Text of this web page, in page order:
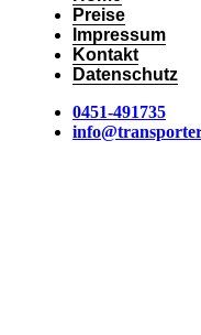
Preise
Impressum
Kontakt
Datenschutz
0451-491735